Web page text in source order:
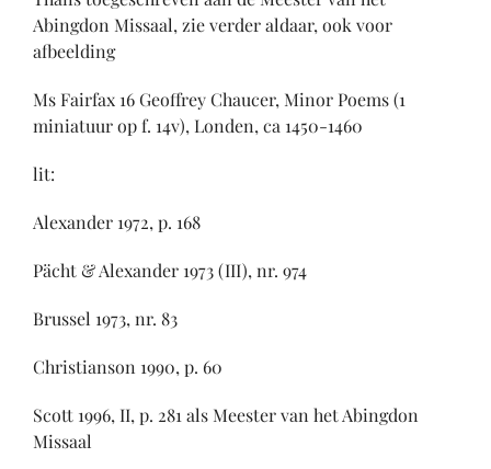
Abingdon Missaal, zie verder aldaar, ook voor
afbeelding
Ms Fairfax 16 Geoffrey Chaucer, Minor Poems (1
miniatuur op f. 14v), Londen, ca 1450-1460
lit:
Alexander 1972, p. 168
Pächt & Alexander 1973 (III), nr. 974
Brussel 1973, nr. 83
Christianson 1990, p. 60
Scott 1996, II, p. 281 als Meester van het Abingdon
Missaal